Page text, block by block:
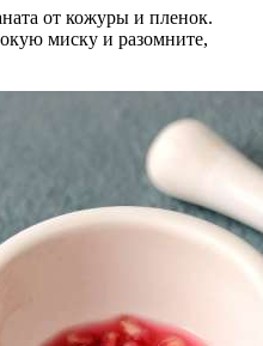
от кожуры и пленок.
миску и разомните,